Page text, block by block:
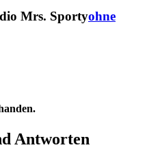
Mrs. Sportyohne
Antworten